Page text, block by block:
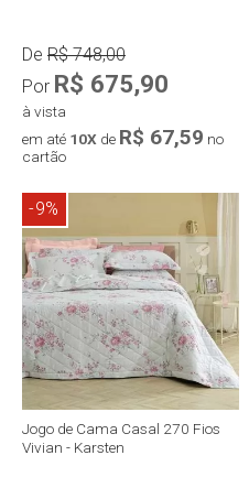
De R$ 748,00
Por R$ 675,90
à vista
em até 10X de R$ 67,59 no
cartão
Compra rápida
-9%
Jogo de Cama Casal 270 Fios
Vivian - Karsten